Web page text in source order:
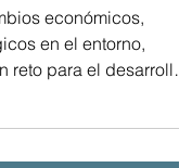
para su
en el entorno,
reto para el desarrollo